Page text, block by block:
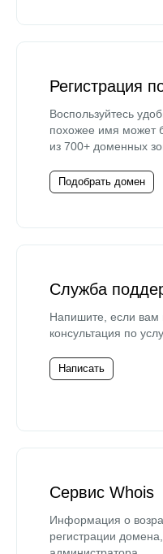
Регистрация
Воспользуйтесь
похожее имя может
из 700+ доменных
Подобрать домен
Служба
Напишите, если
консультация по
Написать
Сервис Whois
Информация о
регистрации